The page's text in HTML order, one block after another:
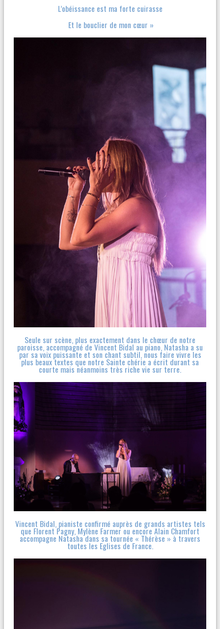
L’obéissance est ma forte cuirasse
Et le bouclier de mon cœur »
Seule sur scène, plus exactement dans le chœur de notre
paroisse, accompagné de Vincent Bidal au piano, Natasha a su
par sa voix puissante et son chant subtil, nous faire vivre les
plus beaux textes que notre Sainte chérie a écrit durant sa
courte mais néanmoins très riche vie sur terre.
Vincent Bidal, pianiste confirmé auprès de grands artistes tels
que Florent Pagny, Mylène Farmer ou encore Alain Chamfort
accompagne Natasha dans sa tournée « Thérèse » à travers
toutes les Eglises de France.